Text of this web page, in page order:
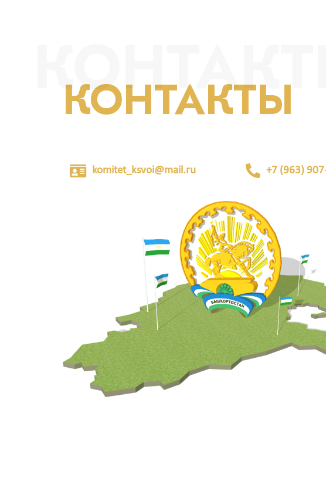
КОНТАКТЫ
komitet_ksvoi@mail.ru +7 (963)